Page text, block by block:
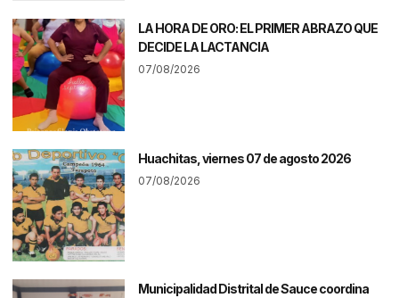
LA HORA DE ORO: EL PRIMER ABRAZO QUE
DECIDE LA LACTANCIA
07/08/2026
Huachitas, viernes 07 de agosto 2026
07/08/2026
Municipalidad Distrital de Sauce coordina